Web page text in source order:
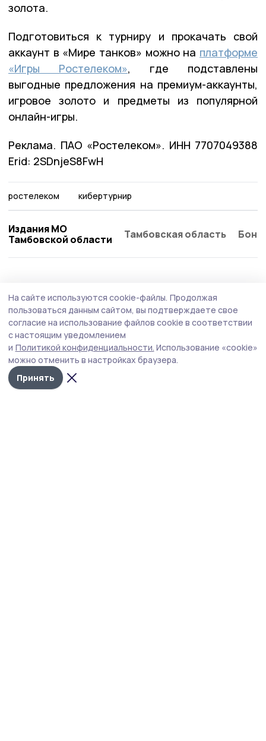
золота.
Подготовиться к турниру и прокачать свой
аккаунт в «Мире танков» можно на платформе
«Игры Ростелеком», где подставлены
выгодные предложения на премиум-аккаунты,
игровое золото и предметы из популярной
онлайн-игры.
Реклама. ПАО «Ростелеком». ИНН 7707049388
Erid: 2SDnjeS8FwH
ростелеком кибертурнир
Издания МО
Тамбовской области
Тамбовская область
«Рыцари Сорока Островов» опустили меч:
Wink объявляет о завершении съемок
фантастического сериала
На сайте используются cookie-файлы. Продолжая
пользоваться данным сайтом, вы подтверждаете свое
согласие на использование файлов cookie в соответствии
с настоящим уведомлением
и Политикой конфиденциальности. Использование «cookie»
можно отменить в настройках браузера.
Принять